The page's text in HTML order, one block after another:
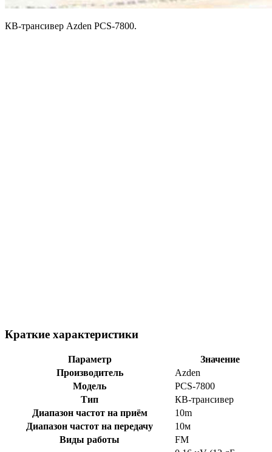
КВ-трансивер Azden PCS-7800.
Краткие характеристики
Параметр
Значение
Производитель
Azden
Модель
PCS-7800
Тип
КВ-трансивер
Диапазон частот на приём
10m
Диапазон частот на передачу
10м
Виды работы
FM